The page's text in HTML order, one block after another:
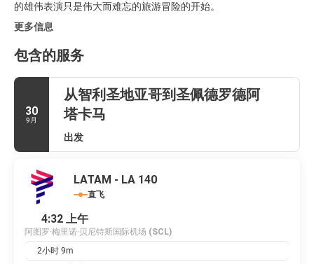
的雄伟表演只是伟大而难忘的旅游冒险的开始。
更多信息
包含的服务
30
9月
从智利圣地亚哥到圣佩德罗德阿
塔卡马
出发
LATAM - LA 140
直飞
4:32 上午
阿图罗·梅里诺·贝尼特斯国际机场 (SCL)
2小时 9m